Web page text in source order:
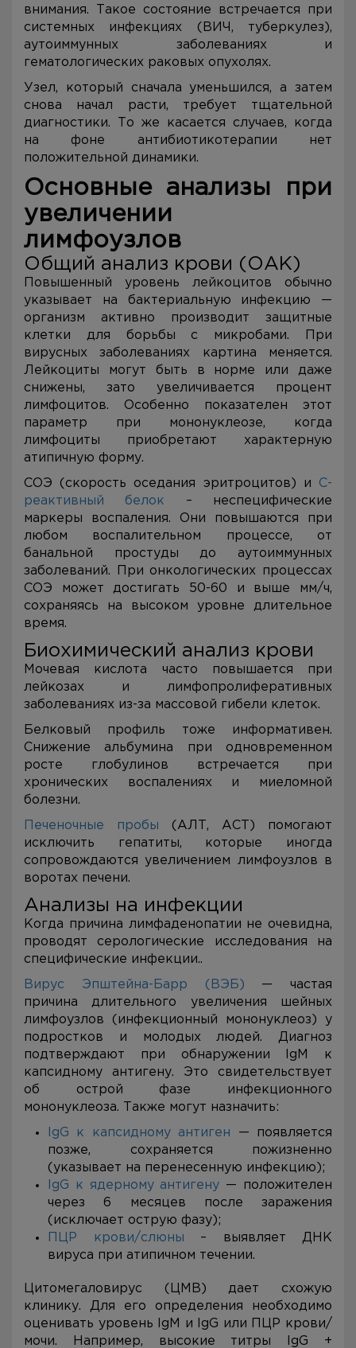
внимания. Такое состояние встречается при
системных инфекциях (ВИЧ, туберкулез),
аутоиммунных заболеваниях и
гематологических раковых опухолях.
Узел, который сначала уменьшился, а затем
снова начал расти, требует тщательной
диагностики. То же касается случаев, когда
на фоне антибиотикотерапии нет
положительной динамики.
Основные анализы при
увеличении
лимфоузлов
Общий анализ крови (ОАК)
Повышенный уровень лейкоцитов обычно
указывает на бактериальную инфекцию —
организм активно производит защитные
клетки для борьбы с микробами. При
вирусных заболеваниях картина меняется.
Лейкоциты могут быть в норме или даже
снижены, зато увеличивается процент
лимфоцитов. Особенно показателен этот
параметр при мононуклеозе, когда
лимфоциты приобретают характерную
атипичную форму.
СОЭ (скорость оседания эритроцитов) и С-
реактивный белок – неспецифические
маркеры воспаления. Они повышаются при
любом воспалительном процессе, от
банальной простуды до аутоиммунных
заболеваний. При онкологических процессах
СОЭ может достигать 50-60 и выше мм/ч,
сохраняясь на высоком уровне длительное
время.
Биохимический анализ крови
Мочевая кислота часто повышается при
лейкозах и лимфопролиферативных
заболеваниях из-за массовой гибели клеток.
Белковый профиль тоже информативен.
Снижение альбумина при одновременном
росте глобулинов встречается при
хронических воспалениях и миеломной
болезни.
Печеночные пробы (АЛТ, АСТ) помогают
исключить гепатиты, которые иногда
сопровождаются увеличением лимфоузлов в
воротах печени.
Анализы на инфекции
Когда причина лимфаденопатии не очевидна,
проводят серологические исследования на
специфические инфекции..
Вирус Эпштейна-Барр (ВЭБ) — частая
причина длительного увеличения шейных
лимфоузлов (инфекционный мононуклеоз) у
подростков и молодых людей. Диагноз
подтверждают при обнаружении IgM к
капсидному антигену. Это свидетельствует
об острой фазе инфекционного
мононуклеоза. Также могут назначить:
IgG к капсидному антиген — появляется
позже, сохраняется пожизненно
(указывает на перенесенную инфекцию);
IgG к ядерному антигену — положителен
через 6 месяцев после заражения
(исключает острую фазу);
ПЦР крови/слюны – выявляет ДНК
вируса при атипичном течении.
Цитомегаловирус (ЦМВ) дает схожую
клинику. Для его определения необходимо
оценивать уровень IgM и IgG или ПЦР крови/
мочи. Например, высокие титры IgG +